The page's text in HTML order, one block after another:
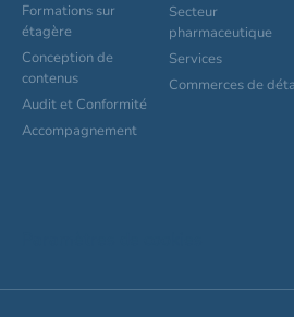
Formations sur
étagère
Conception de
contenus
Audit et Conformité
Accompagnement
Secteur
pharmaceutique
Services
Commerces de